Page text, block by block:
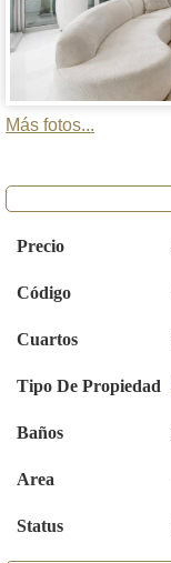
Más fotos...
Precio
Código
Cuartos
Tipo De Propiedad
Baños
Area
Status